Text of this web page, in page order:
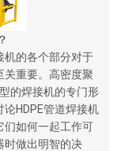
机的各个部分对于
关重要。高密度聚
的焊接机的专门形
HDPE管道焊接机
们如何一起工作可
时做出明智的决